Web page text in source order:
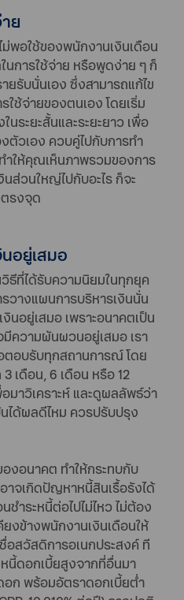
ย
พอใช้ของพนักงานเงินเดือน
การใช้จ่าย หรือพูดง่าย ๆ ก็
ยรับนั่นเอง ซึ่งสามารถแก้ไข
ช้จ่ายของตนเอง โดยเริ่ม
นระยะสั้นและระยะยาว เพื่อ
ตัวเอง ควบคู่ไปกับการทำ
ให้คุณเห็นภาพรวมของการ
ส่วนใหญ่ไปกับอะไร ก็จะ
รงจุด
อยู่เสมอ
ธีที่ได้รับความนิยมในทุกยุค
วางแผนการบริหารเงินนั่น
นอยู่เสมอ เพราะอนาคตเป็น
ความผันผวนอยู่เสมอ เรา
ตอบรับทุกสถานการณ์ โดย
เดือน, 6 เดือน หรือ 12
มาวิเคราะห์ และดูผลลัพธ์ว่า
ได้ผลดีไหม ควรปรับปรุง
งอนาคต ทำให้กระทบกับ
าจเกิดปัญหาหนี้สินเรื้อรังได้
ำระหนี้ต่อไปไม่ไหว ไม่ต้อง
งข้างพนักงานเงินเดือนให้
อสวัสดิการอเนกประสงค์ ที
นี้ดอกเบี้ยสูงจากที่อื่นมา
ก พร้อมอัตราดอกเบี้ยต่ำ